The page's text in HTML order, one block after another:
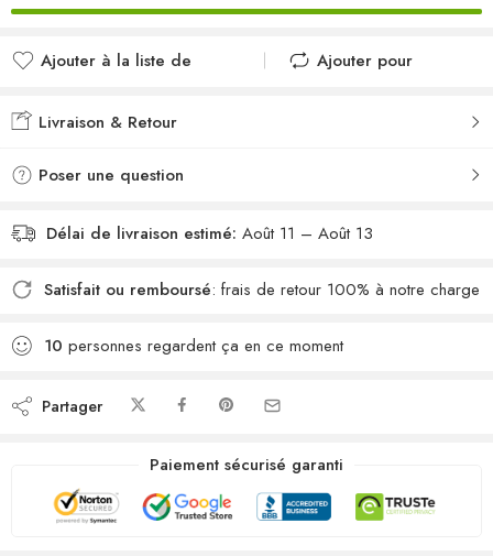
Ajouter à la liste de
Ajouté à la liste de
Ajouter pour
Livraison & Retour
Poser une question
Délai de livraison estimé: Août 11 – Août 13
Satisfait ou remboursé: frais de retour 100% à notre charge
10 personnes regardent ça en ce moment
Partager
Paiement sécurisé garanti